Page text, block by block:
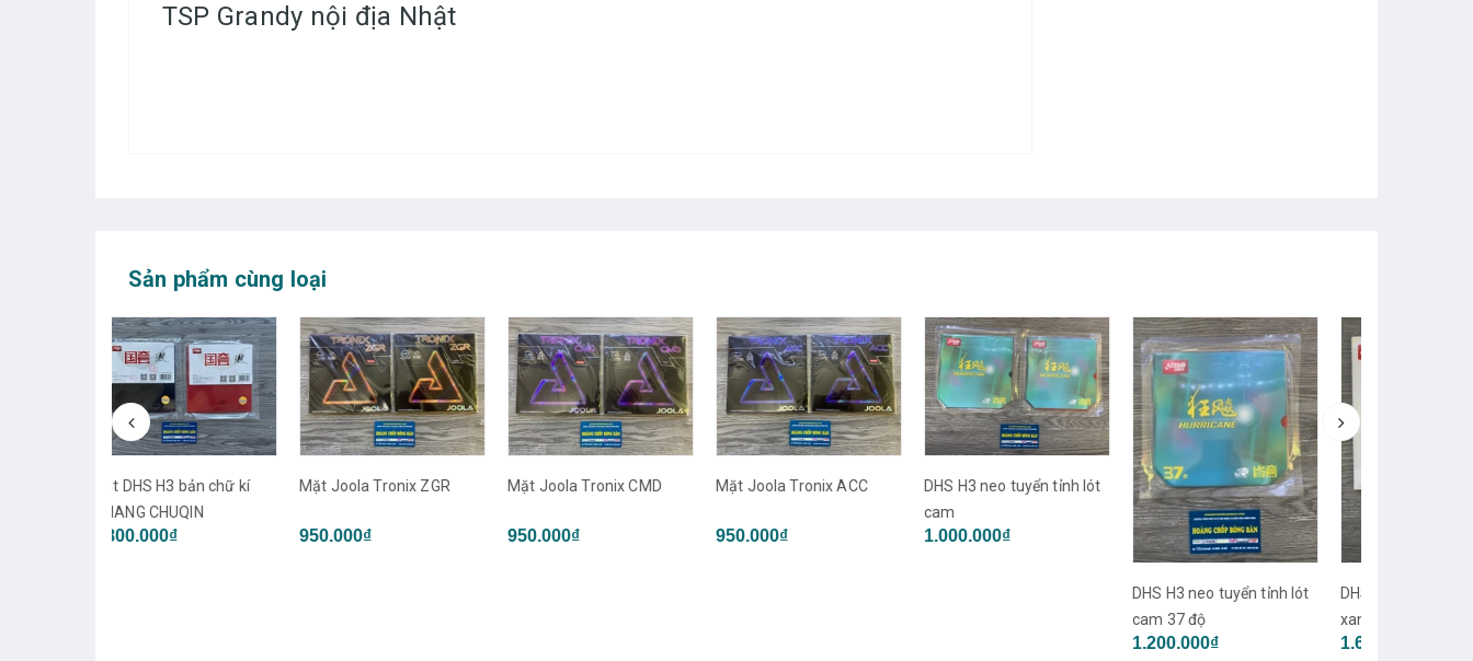
TSP Grandy nội địa Nhật
Sản phẩm cùng loại
Mặt Joola Tronix ZGR
950.000₫
Mặt Joola Tronix CMD
950.000₫
Mặt Joola Tronix ACC
950.000₫
DHS H3 neo tuyển tỉnh lót
1.000.000₫
DHS H3 tuyển Quốc Gia lót
xanh
1.600.000₫